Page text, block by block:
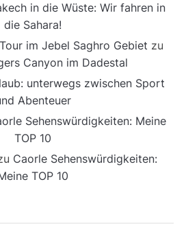
in die Wüste: Wir fahren in
die Sahara!
im Jebel Saghro Gebiet zu
Canyon im Dadestal
unterwegs zwischen Sport
Abenteuer
Sehenswürdigkeiten: Meine
TOP 10
Caorle Sehenswürdigkeiten:
TOP 10